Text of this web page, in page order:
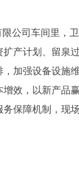
公司车间里，
产计划、留泉
加强设备设施
效，以新产品
保障机制，现